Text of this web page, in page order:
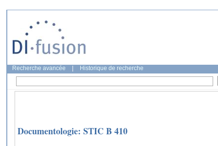
Recherche avancée Historique de recherche
Documentologie: STIC B 410